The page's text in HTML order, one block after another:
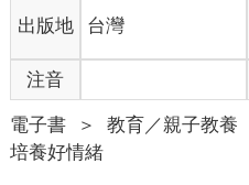
出版地 台灣
注音
電子書 ＞ 教育／親子教養
培養好情緒